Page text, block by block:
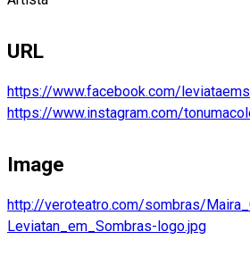
URL
https://www.facebook.com/
https://www.instagram.com/
Image
http://veroteatro.com/sombras/
Leviatan_em_Sombras-logo.jpg